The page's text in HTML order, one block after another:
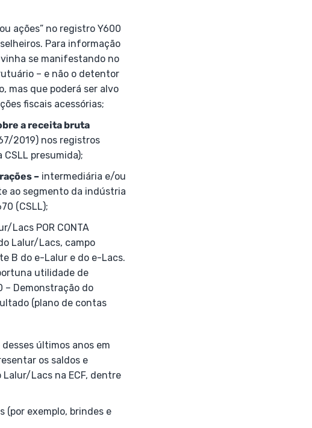
ações” no registro Y600
Para informação
vinha se manifestando no
– e não o detentor
mas que poderá ser alvo
fiscais acessórias;
a receita bruta
2019) nos registros
presumida);
–intermediária e/ou
ao segmento da indústria
(CSLL);
Lacs POR CONTA
Lalur/Lacs, campo
B do e-Lalur e do e-Lacs.
utilidade de
– Demonstração do
(plano de contas
últimos anos em
os saldos e
Lacs na ECF, dentre
(por exemplo, brindes e